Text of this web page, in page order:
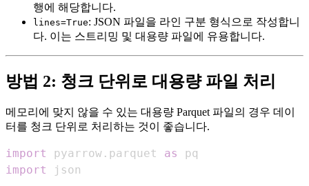
행에 해당합니다.
lines=True: JSON 파일을 라인 구분 형식으로 작성합니
다. 이는 스트리밍 및 대용량 파일에 유용합니다.
방법 2: 청크 단위로 대용량 파일 처리
메모리에 맞지 않을 수 있는 대용량 Parquet 파일의 경우 데이
터를 청크 단위로 처리하는 것이 좋습니다.
import pyarrow . parquet as
import